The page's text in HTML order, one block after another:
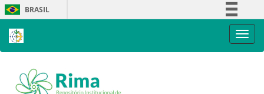
Skip
navigation
BRASIL